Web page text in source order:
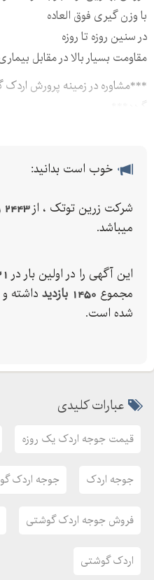
با وزن گیری فوق العاده
در سنین روزه تا روزه
مقاومت بسیار بالا در مقابل
***مشاوره در زمینه پرورش
گردد***.
خوب است بدانید:
شرکت زرین توتک ، از2443 روز پیش
میباشد.
این آگهی را در اولین بار در
مجموع 1450 بازدید داشته و
شده است.
عبارات کلیدی
قیمت جوجه اردک یک روزه
جوجه اردک جوجه اردک
فروش جوجه اردک گوشتی
اردک گوشتی